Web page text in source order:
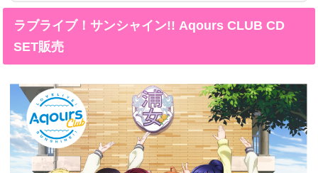
ラブライブ！サンシャイン!! Aqours CLUB CD
SET販売